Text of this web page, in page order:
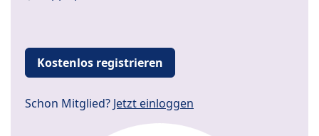
Kostenlos registrieren
Schon Mitglied? Jetzt einloggen